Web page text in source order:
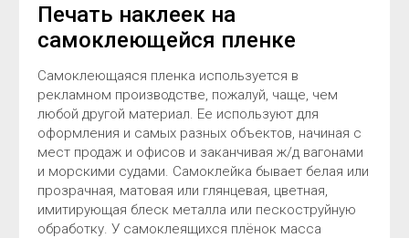
Печать наклеек на
самоклеющейся пленке
Самоклеющаяся пленка используется в
рекламном производстве, пожалуй, чаще, чем
любой другой материал. Ее используют для
оформления и самых разных объектов, начиная с
мест продаж и офисов и заканчивая ж/д вагонами
и морскими судами. Самоклейка бывает белая или
прозрачная, матовая или глянцевая, цветная,
имитирующая блеск металла или пескоструйную
обработку. У самоклеящихся плёнок масса